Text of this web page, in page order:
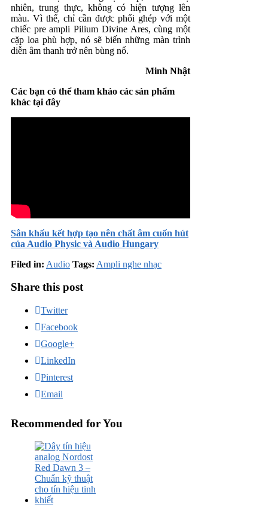
nhiên, trung thực, không có hiện tượng lên
màu. Vì thế, chỉ cần được phối ghép với một
chiếc pre ampli Pilium Divine Ares, cùng một
cặp loa phù hợp, nó sẽ biến những màn trình
diễn âm thanh trở nên bùng nổ.
Minh Nhật
Các bạn có thể tham khảo các sản phẩm
khác tại đây
Sân khấu kết hợp tạo nên chất âm cuốn hút
của Audio Physic và Audio Hungary
Filed in: Audio Tags: Ampli nghe nhạc
Share this post
Twitter
Facebook
Google+
LinkedIn
Pinterest
Email
Recommended for You